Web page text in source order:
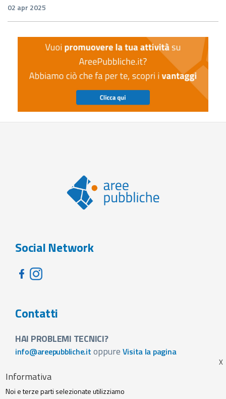
02 apr 2025
Social Network
Contatti
HAI PROBLEMI TECNICI?
info@areepubbliche.it oppure Visita la pagina
Visita la pagina
Informativa
Noi e terze parti selezionate utilizziamo